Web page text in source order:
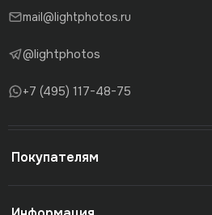
mail@lightphotos.ru
@lightphotos
+7 (495) 117-48-75
Покупателям